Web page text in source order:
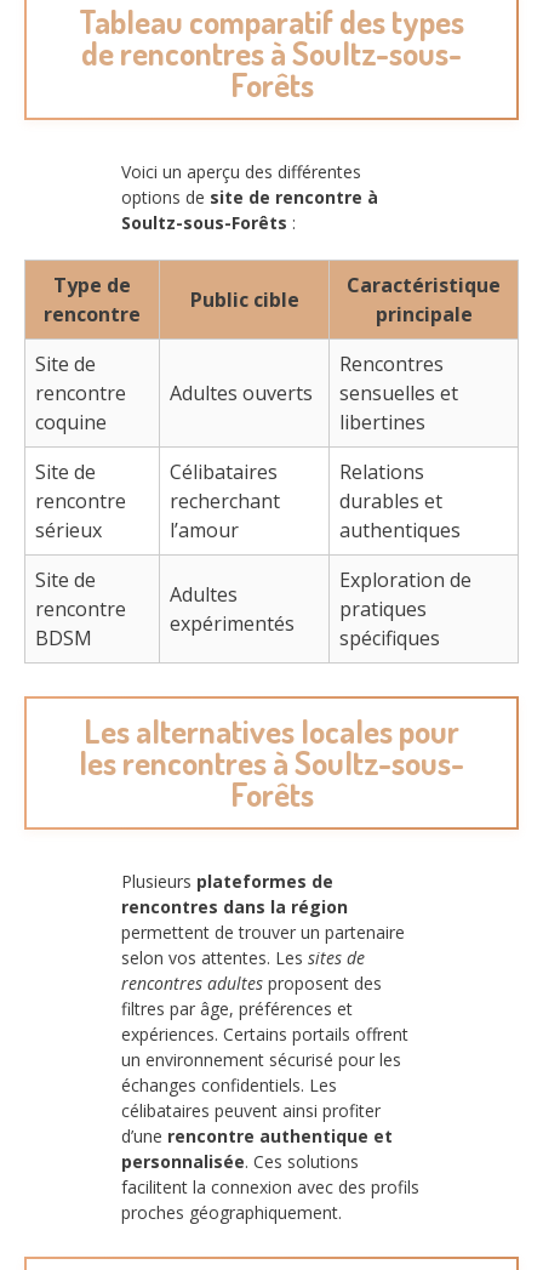
Tableau comparatif des types
de rencontres à Soultz-sous-
Forêts
Voici un aperçu des différentes
options de site de rencontre à
Soultz-sous-Forêts :
Type de
rencontre
Public cible
Caractéristique
principale
Site de
rencontre
coquine
Adultes ouverts
Rencontres
sensuelles et
libertines
Site de
rencontre
sérieux
Célibataires
recherchant
l’amour
Relations
durables et
authentiques
Site de
rencontre
BDSM
Adultes
expérimentés
Exploration de
pratiques
spécifiques
Les alternatives locales pour
les rencontres à Soultz-sous-
Forêts
Plusieurs plateformes de
rencontres dans la région
permettent de trouver un partenaire
selon vos attentes. Les sites de
rencontres adultes proposent des
filtres par âge, préférences et
expériences. Certains portails offrent
un environnement sécurisé pour les
échanges confidentiels. Les
célibataires peuvent ainsi profiter
d’une rencontre authentique et
personnalisée. Ces solutions
facilitent la connexion avec des profils
proches géographiquement.